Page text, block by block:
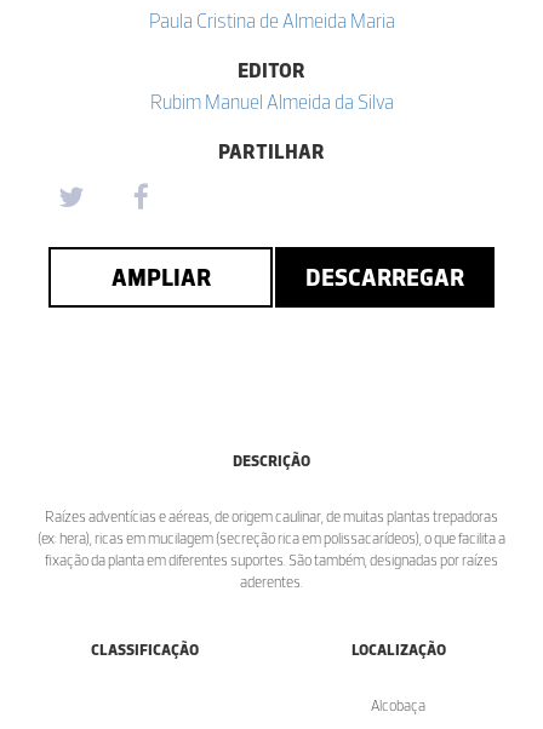
Paula Cristina de Almeida Maria
EDITOR
Rubim Manuel Almeida da Silva
PARTILHAR
AMPLIAR DESCARREGAR
DESCRIÇÃO
Raízes adventícias e aéreas, de origem caulinar, de muitas plantas trepadoras
(ex: hera), ricas em mucilagem (secreção rica em polissacarídeos), o que facilita a
fixação da planta em diferentes suportes. São também, designadas por raízes
aderentes.
CLASSIFICAÇÃO LOCALIZAÇÃO
Alcobaça